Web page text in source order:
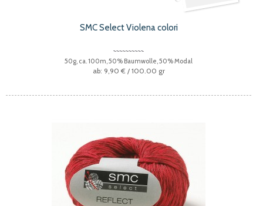
SMC Select Violena colori
50g, ca. 100m, 50% Baumwolle, 50% Modal
9,90 € / 100.00 gr